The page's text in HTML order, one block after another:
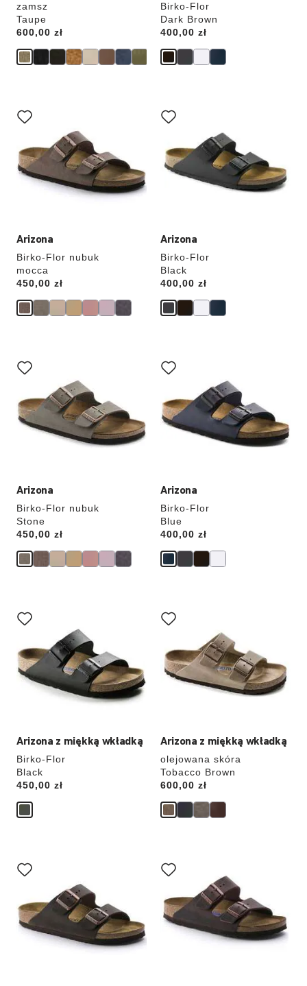
zamsz
Taupe
Price:
600,00 zł
Birko-Flor
Dark Brown
Price:
400,00 zł
Arizona
Birko-Flor nubuk
mocca
Price:
450,00 zł
koloru
spowoduje
zdjęcia
produktu
Arizona
Birko-Flor
Black
Price:
400,00 zł
koloru
spowoduje
zdjęcia
produktu
Arizona
Birko-Flor nubuk
Stone
Price:
450,00 zł
koloru
spowoduje
zdjęcia
produktu
Arizona
Birko-Flor
Blue
Price:
400,00 zł
koloru
spowoduje
zdjęcia
produktu
Arizona z miękką wkładką
Birko-Flor
Black
Price:
450,00 zł
koloru
spowoduje
zdjęcia
produktu
Arizona z miękką wkładką
olejowana skóra
Tobacco Brown
Price:
600,00 zł
koloru
spowoduje
zdjęcia
produktu
koloru
spowoduje
zdjęcia
produktu
koloru
spowoduje
zdjęcia
produktu